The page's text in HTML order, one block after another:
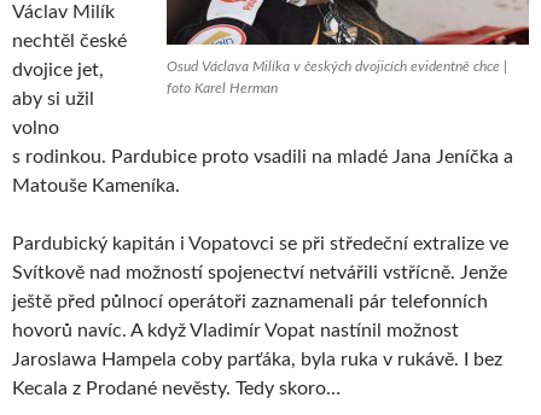
Osud Václava Milíka v českých dvojicích evidentně chce |
foto Karel Herman
Václav Milík
nechtěl české
dvojice jet,
aby si užil
volno
s rodinkou. Pardubice proto vsadili na mladé Jana Jeníčka a
Matouše Kameníka.
Pardubický kapitán i Vopatovci se při středeční extralize ve
Svítkově nad možností spojenectví netvářili vstřícně. Jenže
ještě před půlnocí operátoři zaznamenali pár telefonních
hovorů navíc. A když Vladimír Vopat nastínil možnost
Jaroslawa Hampela coby parťáka, byla ruka v rukávě. I bez
Kecala z Prodané nevěsty. Tedy skoro…